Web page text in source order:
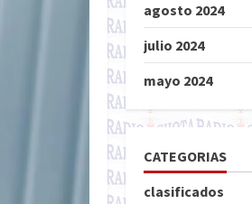
agosto 2024
julio 2024
mayo 2024
CATEGORIAS
clasificados